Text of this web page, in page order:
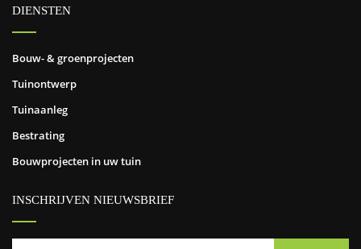
DIENSTEN
Bouw- & groenprojecten
Tuinontwerp
Tuinaanleg
Bestrating
Bouwprojecten in uw tuin
INSCHRIJVEN NIEUWSBRIEF